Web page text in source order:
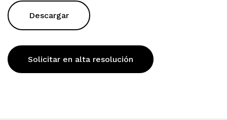
Descargar
Solicitar en alta resolución